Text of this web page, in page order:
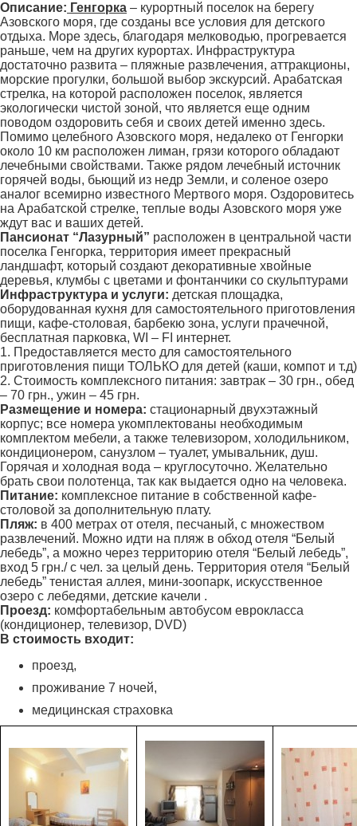
Описание: Генгорка – курортный поселок на берегу
Азовского моря, где созданы все условия для детского
отдыха. Море здесь, благодаря мелководью, прогревается
раньше, чем на других курортах. Инфраструктура
достаточно развита – пляжные развлечения, аттракционы,
морские прогулки, большой выбор экскурсий. Арабатская
стрелка, на которой расположен поселок, является
экологически чистой зоной, что является еще одним
поводом оздоровить себя и своих детей именно здесь.
Помимо целебного Азовского моря, недалеко от Генгорки
около 10 км расположен лиман, грязи которого обладают
лечебными свойствами. Также рядом лечебный источник
горячей воды, бьющий из недр Земли, и соленое озеро
аналог всемирно известного Мертвого моря. Оздоровитесь
на Арабатской стрелке, теплые воды Азовского моря уже
ждут вас и ваших детей.
Пансионат “Лазурный” расположен в центральной части
поселка Генгорка, территория имеет прекрасный
ландшафт, который создают декоративные хвойные
деревья, клумбы с цветами и фонтанчики со скульптурами
Инфраструктура и услуги: детская площадка,
оборудованная кухня для самостоятельного приготовления
пищи, кафе-столовая, барбекю зона, услуги прачечной,
бесплатная парковка, WI – FI интернет.
1. Предоставляется место для самостоятельного
приготовления пищи ТОЛЬКО для детей (каши, компот и т.д)
2. Стоимость комплексного питания: завтрак – 30 грн., обед
– 70 грн., ужин – 45 грн.
Размещение и номера: стационарный двухэтажный
корпус; все номера укомплектованы необходимым
комплектом мебели, а также телевизором, холодильником,
кондиционером, санузлом – туалет, умывальник, душ.
Горячая и холодная вода – круглосуточно. Желательно
брать свои полотенца, так как выдается одно на человека.
Питание: комплексное питание в собственной кафе-
столовой за дополнительную плату.
Пляж: в 400 метрах от отеля, песчаный, с множеством
развлечений. Можно идти на пляж в обход отеля “Белый
лебедь”, а можно через территорию отеля “Белый лебедь”,
вход 5 грн./ с чел. за целый день. Территория отеля “Белый
лебедь” тенистая аллея, мини-зоопарк, искусственное
озеро с лебедями, детские качели .
Проезд: комфортабельным автобусом еврокласса
(кондиционер, телевизор, DVD)
В стоимость входит:
проезд,
проживание 7 ночей,
медицинская страховка